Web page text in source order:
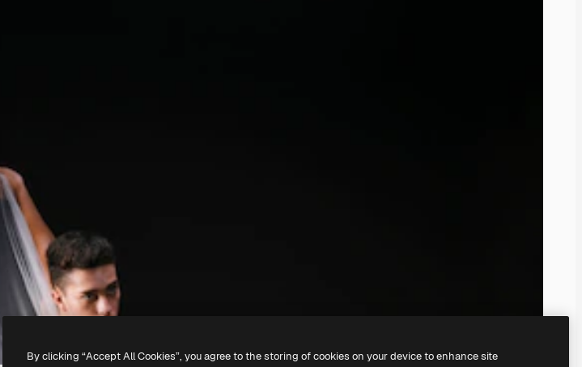
By clicking “Accept All Cookies”, you agree to the storing of cookies on your device to enhance site